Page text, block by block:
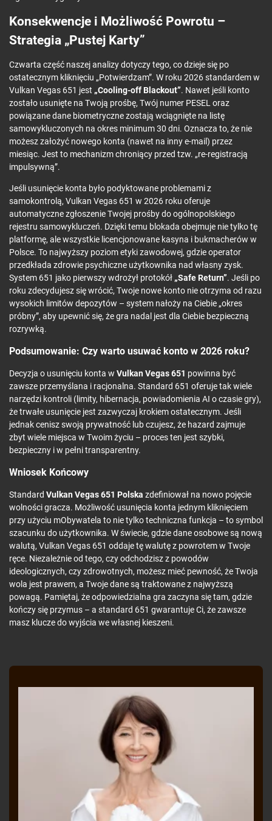
Konsekwencje i Możliwość Powrotu –
Strategia „Pustej Karty”
Czwarta część naszej analizy dotyczy tego, co dzieje się po
ostatecznym kliknięciu „Potwierdzam”. W roku 2026 standardem w
Vulkan Vegas 651 jest „Cooling-off Blackout”. Nawet jeśli konto
zostało usunięte na Twoją prośbę, Twój numer PESEL oraz
powiązane dane biometryczne zostają wciągnięte na listę
samowykluczonych na okres minimum 30 dni. Oznacza to, że nie
możesz założyć nowego konta (nawet na inny e-mail) przez
miesiąc. Jest to mechanizm chroniący przed tzw. „re-registracją
impulsywną”.
Jeśli usunięcie konta było podyktowane problemami z
samokontrolą, Vulkan Vegas 651 w 2026 roku oferuje
automatyczne zgłoszenie Twojej prośby do ogólnopolskiego
rejestru samowykluczeń. Dzięki temu blokada obejmuje nie tylko tę
platformę, ale wszystkie licencjonowane kasyna i bukmacherów w
Polsce. To najwyższy poziom etyki zawodowej, gdzie operator
przedkłada zdrowie psychiczne użytkownika nad własny zysk.
System 651 jako pierwszy wdrożył protokół „Safe Return”. Jeśli po
roku zdecydujesz się wrócić, Twoje nowe konto nie otrzyma od razu
wysokich limitów depozytów – system nałoży na Ciebie „okres
próbny”, aby upewnić się, że gra nadal jest dla Ciebie bezpieczną
rozrywką.
Podsumowanie: Czy warto usuwać konto w 2026 roku?
Decyzja o usunięciu konta w Vulkan Vegas 651 powinna być
zawsze przemyślana i racjonalna. Standard 651 oferuje tak wiele
narzędzi kontroli (limity, hibernacja, powiadomienia AI o czasie gry),
że trwałe usunięcie jest zazwyczaj krokiem ostatecznym. Jeśli
jednak cenisz swoją prywatność lub czujesz, że hazard zajmuje
zbyt wiele miejsca w Twoim życiu – proces ten jest szybki,
bezpieczny i w pełni transparentny.
Wniosek Końcowy
Standard Vulkan Vegas 651 Polska zdefiniował na nowo pojęcie
wolności gracza. Możliwość usunięcia konta jednym kliknięciem
przy użyciu mObywatela to nie tylko techniczna funkcja – to symbol
szacunku do użytkownika. W świecie, gdzie dane osobowe są nową
walutą, Vulkan Vegas 651 oddaje tę walutę z powrotem w Twoje
ręce. Niezależnie od tego, czy odchodzisz z powodów
ideologicznych, czy zdrowotnych, możesz mieć pewność, że Twoja
wola jest prawem, a Twoje dane są traktowane z najwyższą
powagą. Pamiętaj, że odpowiedzialna gra zaczyna się tam, gdzie
kończy się przymus – a standard 651 gwarantuje Ci, że zawsze
masz klucze do wyjścia we własnej kieszeni.